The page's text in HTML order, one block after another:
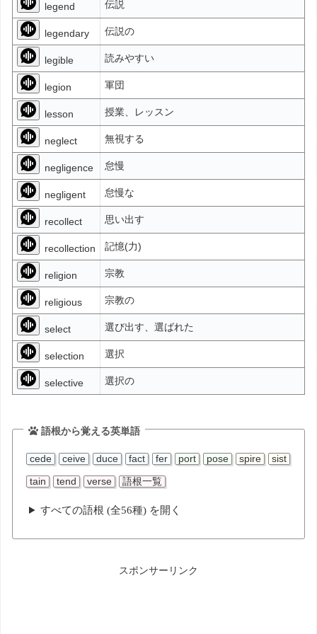
legend 伝説
legendary 伝説の
legible 読みやすい
legion 軍団
lesson 授業、レッスン
neglect 無視する
negligence 怠慢
negligent 怠慢な
recollect 思い出す
recollection 記憶(力)
religion 宗教
religious 宗教の
select 選び出す、選ばれた
selection 選択
selective 選択の
語根から覚える英単語
cede ceive duce fact fer port pose spire sist
tain tend verse 語根一覧
すべての語根 (全56種) を開く
スポンサーリンク